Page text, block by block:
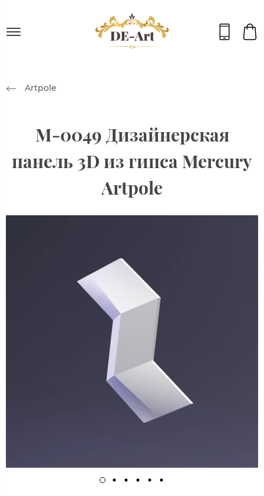
Artpole
M-0049 Дизайнерская
панель 3D из гипса Mercury
Artpole